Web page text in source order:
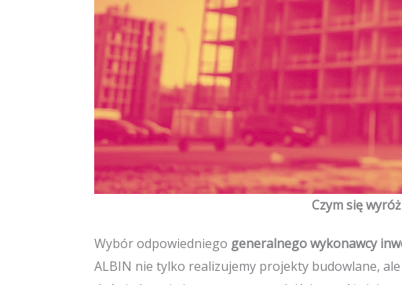
Czym się
Wybór odpowiedniego generalnego wykonawcy
ALBIN nie tylko realizujemy projekty budowlane,